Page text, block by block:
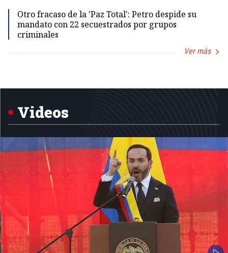
Otro fracaso de la 'Paz Total': Petro despide su
mandato con 22 secuestrados por grupos
criminales
Ver más
5
Videos